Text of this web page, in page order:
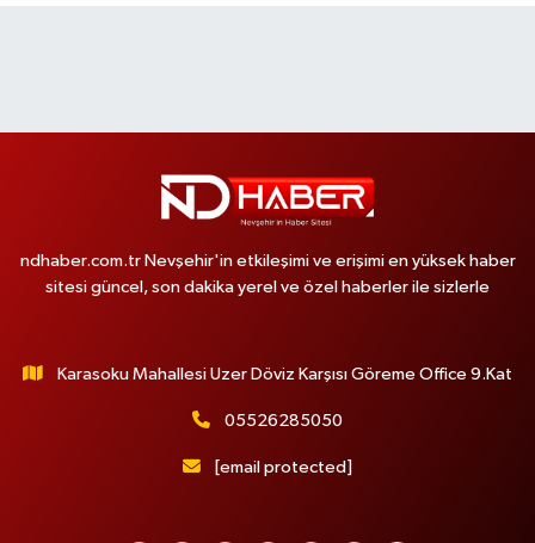
ndhaber.com.tr Nevşehir'in etkileşimi ve erişimi en yüksek haber
sitesi güncel, son dakika yerel ve özel haberler ile sizlerle
Karasoku Mahallesi Uzer Döviz Karşısı Göreme Office 9.Kat
05526285050
[email protected]